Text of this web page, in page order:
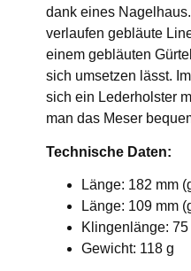
dank eines
verlaufen gebläute
einem gebläuten
sich umsetzen lässt.
sich ein Lederholster
man das Meser
Technische Daten:
Länge: 182 mm
Länge: 109 mm
Klingenlänge: 75
Gewicht: 118 g